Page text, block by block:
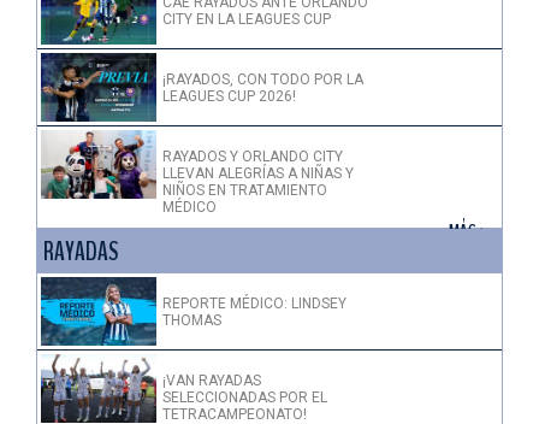
CITY EN LA LEAGUES CUP
¡RAYADOS, CON TODO POR LA
LEAGUES CUP 2026!
RAYADOS Y ORLANDO CITY
LLEVAN ALEGRÍAS A NIÑAS Y
NIÑOS EN TRATAMIENTO
MÉDICO
+ MÁS >
RAYADAS
REPORTE MÉDICO: LINDSEY
THOMAS
¡VAN RAYADAS
SELECCIONADAS POR EL
TETRACAMPEONATO!